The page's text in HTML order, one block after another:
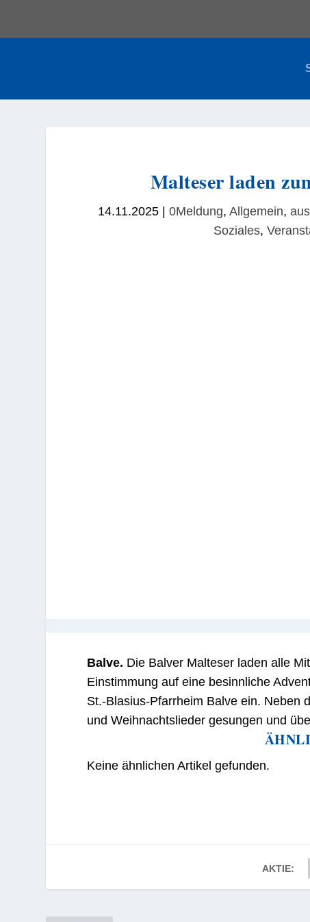
Malteser laden
14.11.2025| 0Meldung, Allgemein,
Soziales,
Balve. Die Balver Malteser laden alle
Einstimmung auf eine besinnliche
St.-Blasius-Pfarrheim Balve ein. Neben
und Weihnachtslieder gesungen und
Keine ähnlichen Artikel gefunden.
AKTIE: